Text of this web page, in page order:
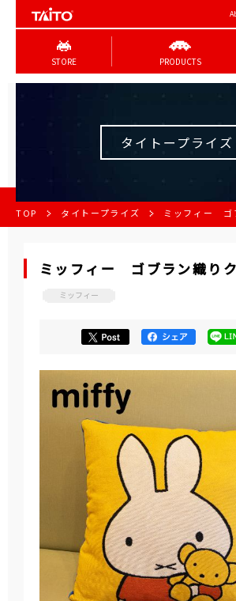
STORE PRODUCTS
タイトープライズ
TOP タイトープライズ ミッフィー ゴ
ミッフィー ゴブラン織り
ミッフィー